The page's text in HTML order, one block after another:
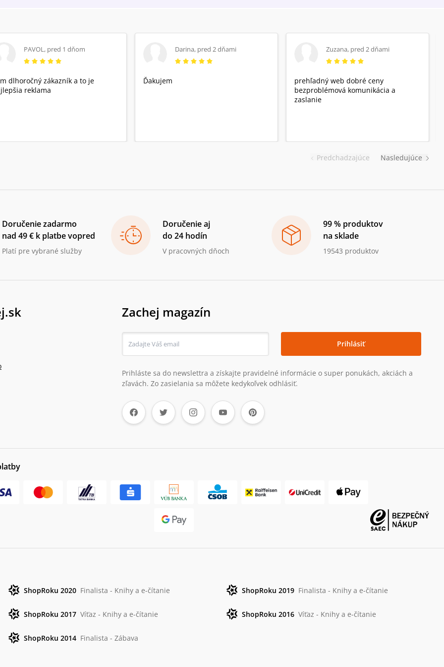
povedal Apoštol, vykladač nových vecí. Ich
a nepozná žiadnu inú túžbu mimo Neho.
Mlčanie je dobré pre tých, ktorí v sebe
od slov, ktoré im prekážajú. Vymenili krásu za
Predchadzajúce
PAVOL, pred 1 dňom
dlhoročný zákazník a to je
reklama
Darina, pred 2 dňami
Ďakujem
Zuzana, pred 2 dňami
prehľadný web dobré ceny
bezproblémová komunikácia a
zaslanie
Nasledujúce
Doručenie zadarmo
nad 49 € k platbe vopred
Platí pre vybrané služby
Doručenie aj
do 24 hodín
V pracovných dňoch
99 % produktov
na sklade
19543 produktov
Zachej magazín
Prihlásiť
Prihláste sa do newslettra a získajte pravidelné informácie o super ponukách, akciách a
zľavách. Zo zasielania sa môžete kedykoľvek odhlásiť.
ShopRoku 2020 Finalista - Knihy a e-čítanie ShopRoku 2019 Finalista - Knihy a e-čítanie
ShopRoku 2017 Víťaz - Knihy a e-čítanie ShopRoku 2016 Víťaz - Knihy a e-čítanie
ShopRoku 2014 Finalista - Zábava